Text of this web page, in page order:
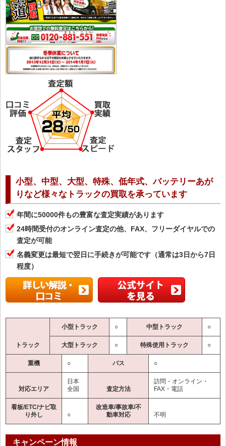
小型、中型、大型、特殊、低年式、バッテリーあが
りなど様々なトラックの買取を承っています
年間に50000件もの豊富な査定実績があります
24時間受付のオンライン査定の他、FAX、フリーダイヤルでの
査定が可能
名義変更は最短で翌日に手続きが可能です（通常は3日から7日
程度）
トラック
小型トラック ○ 中型トラック ○
大型トラック ○ 特殊使用トラック ○
重機 ○ バス ○
対応エリア
日本
全国
査定方法
訪問・オンライン・
FAX・電話
看板/ETC/ナビ取
り外し
○
改造車/事故車/不
動車対応
不明
キャンペーン情報